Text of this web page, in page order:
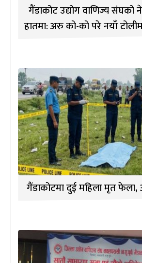
गैंडाकोट उद्योग वाणिज्य
हातमा: अरु को-को परे नयाँ
गैंडाकोटमा दुई महिला मृत